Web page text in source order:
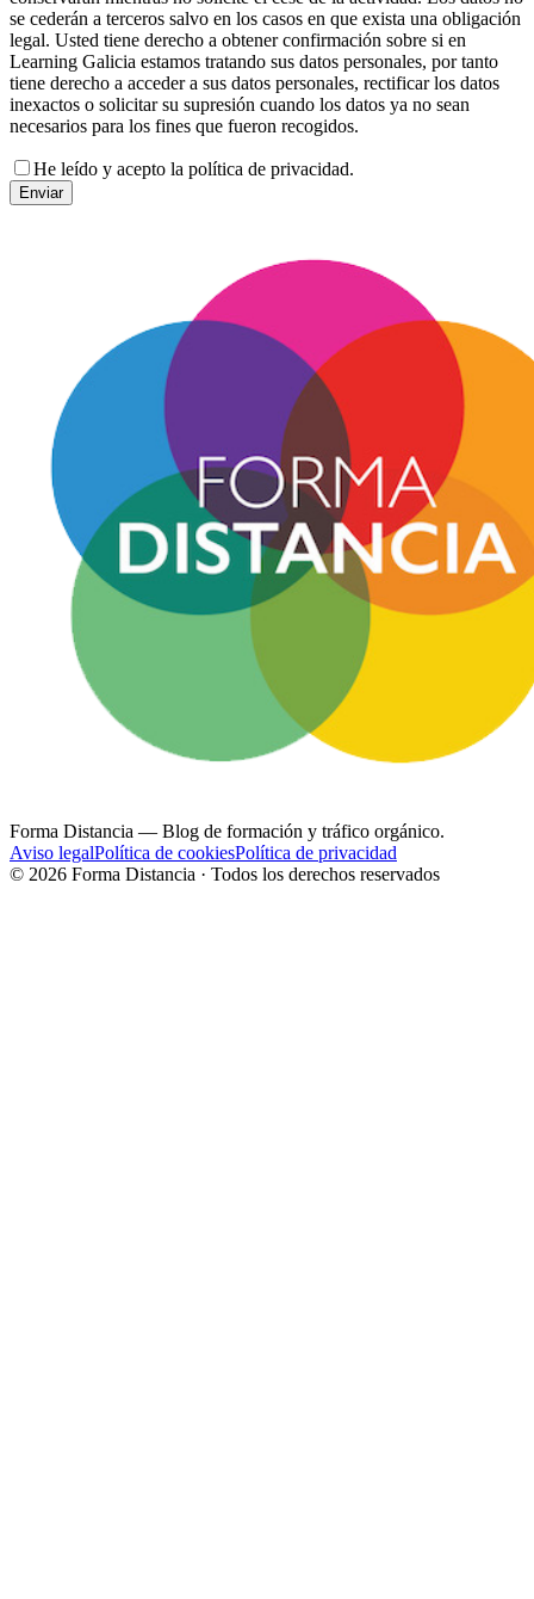
se cederán a terceros salvo en los casos en que exista una obligación
legal. Usted tiene derecho a obtener confirmación sobre si en
Learning Galicia estamos tratando sus datos personales, por tanto
tiene derecho a acceder a sus datos personales, rectificar los datos
inexactos o solicitar su supresión cuando los datos ya no sean
necesarios para los fines que fueron recogidos.
He leído y acepto la política de privacidad.
Enviar
Forma Distancia — Blog de formación y tráfico orgánico.
Aviso legalPolítica de cookiesPolítica de privacidad
© 2026 Forma Distancia · Todos los derechos reservados